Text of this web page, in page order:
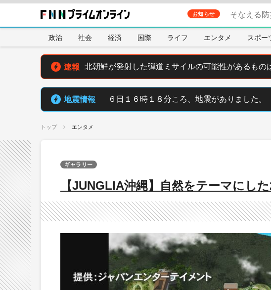
お知らせ そなえる
政治 社会 経済 国際 ライフ エンタメ スポー
速報 北朝鮮が発射した弾道ミサイルの可能性があるも
地震情報 ６日１６時１８分ころ、地震がありました。
トップ エンタメ
【JUNGLIA沖縄】自然をテーマにし
ギャラリー